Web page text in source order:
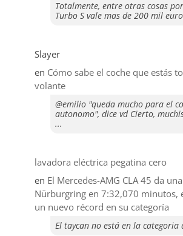
Totalmente, entre otras cosas
Turbo S vale mas de 200 mil
Slayer
en ​Cómo sabe el coche que estás
volante
@emilio "queda mucho para el
autonomo", dice vd Cierto,
...
lavadora eléctrica pegatina cero
en El Mercedes-AMG CLA 45 da
Nürburgring en 7:32,070 minutos,
un nuevo récord en su categoría
El taycan no está en la categoria